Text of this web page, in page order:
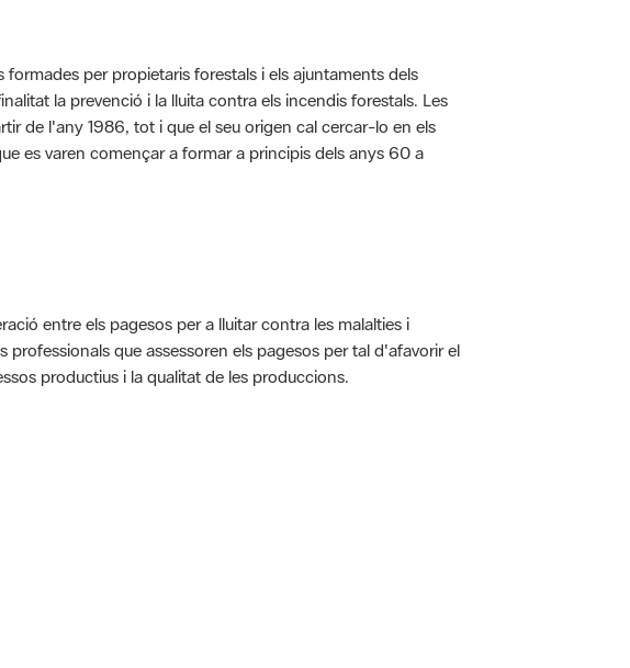
per propietaris forestals i els ajuntaments dels
la prevenció i la lluita contra els incendis forestals. Les
de l'any 1986, tot i que el seu origen cal cercar-lo en els
es varen començar a formar a principis dels anys 60 a
entre els pagesos per a lluitar contra les malalties i
que assessoren els pagesos per tal d'afavorir el
productius i la qualitat de les produccions.
de 0 estrelles de 5.